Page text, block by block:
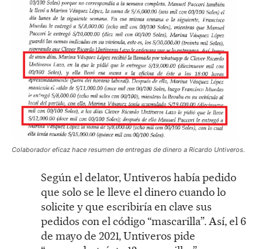
Colaborador eficaz hace resumen de entregas de dinero a Ricardo Untiveros.
Según el delator, Untiveros había pedido
que solo se le lleve el dinero cuando lo
solicite y que escribiría en clave sus
pedidos con el código “mascarilla”. Así, el 6
de mayo de 2021, Untiveros pide